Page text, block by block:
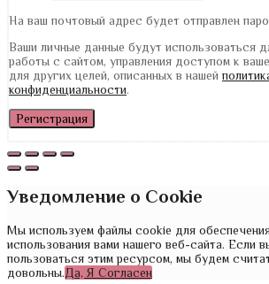
На ваш почтовый адрес будет отправлен
Ваши личные данные будут использоваться
работы с сайтом, управления доступом к
для других целей, описанных в нашей
конфиденциальности.
Регистрация
Уведомление о Cookie
Мы используем файлы cookie для
использования вами нашего веб-сайта. Если
пользоваться этим ресурсом, мы будем
довольны.Да, Я Согласен